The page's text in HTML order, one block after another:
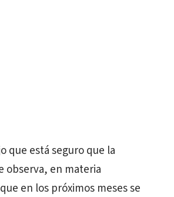
que está seguro que la
observa, en materia
en los próximos meses se